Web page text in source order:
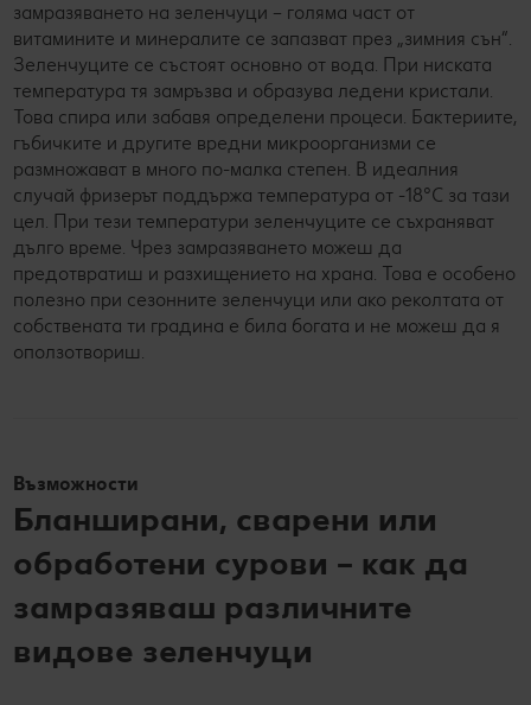
замразяването на зеленчуци – голяма част от
витамините и минералите се запазват през „зимния сън“.
Зеленчуците се състоят основно от вода. При ниската
температура тя замръзва и образува ледени кристали.
Това спира или забавя определени процеси. Бактериите,
гъбичките и другите вредни микроорганизми се
размножават в много по-малка степен. В идеалния
случай фризерът поддържа температура от -18°C за тази
цел. При тези температури зеленчуците се съхраняват
дълго време. Чрез замразяването можеш да
предотвратиш и разхищението на храна. Това е особено
полезно при сезонните зеленчуци или ако реколтата от
собствената ти градина е била богата и не можеш да я
оползотвориш.
Възможности
Бланширани, сварени или
обработени сурови – как да
замразяваш различните
видове зеленчуци